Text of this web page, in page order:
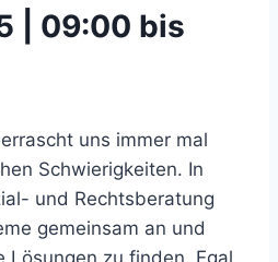
| 09:00 bis
uns immer mal
Schwierigkeiten. In
und Rechtsberatung
gemeinsam an und
Lösungen zu finden. Egal